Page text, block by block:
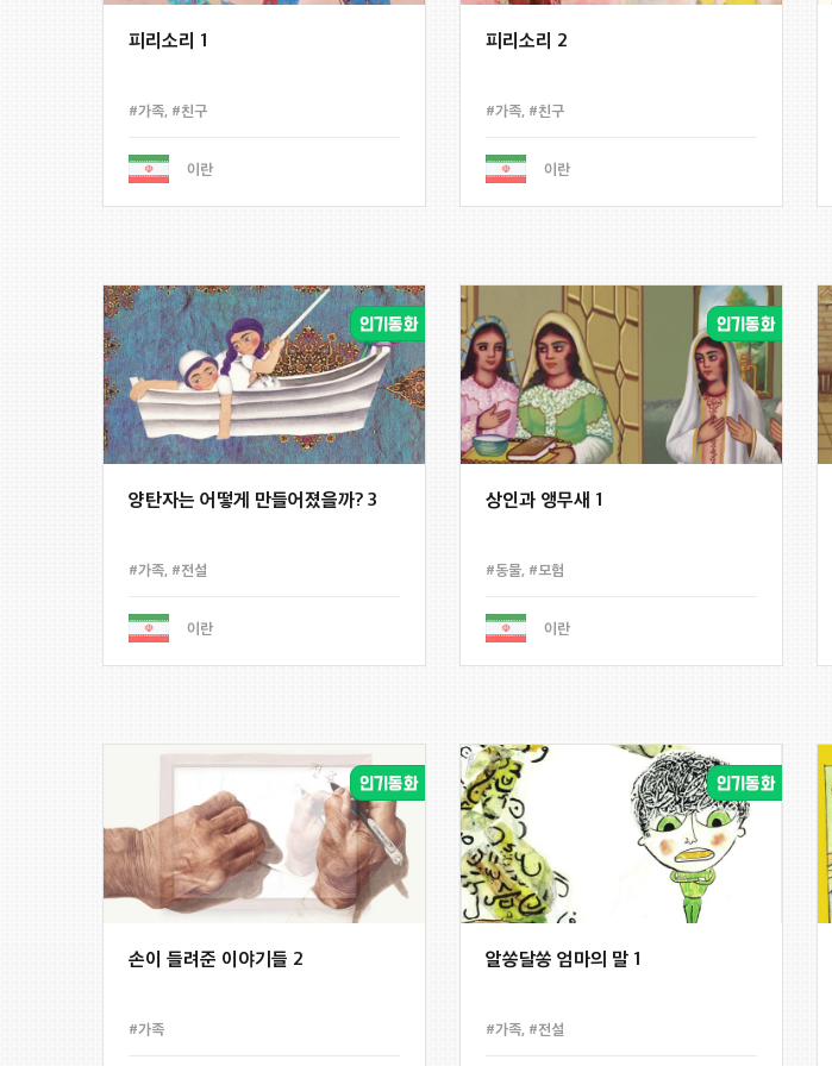
피리소리 1
#가족, #친구
이란
피리소리 2
#가족, #친구
이란
양탄자는 어떻게 만들어졌을까? 3
#가족, #전설
이란
상인과 앵무새 1
#동물, #모험
이란
손이 들려준 이야기들 2
#가족
알쏭달쏭 엄마의 말 1
#가족, #전설